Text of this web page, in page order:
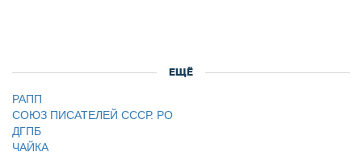
ЕЩЁ
РАПП
СОЮЗ ПИСАТЕЛЕЙ СССР. РО
ДГПБ
ЧАЙКА